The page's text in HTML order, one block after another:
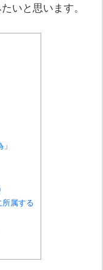
いと思います。
属する